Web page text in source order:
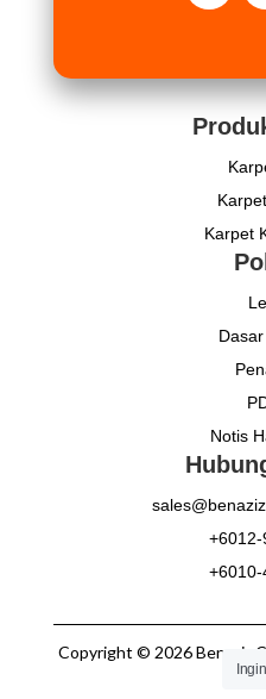
Karpet
Notis
Copyright © 2026 Benaziz